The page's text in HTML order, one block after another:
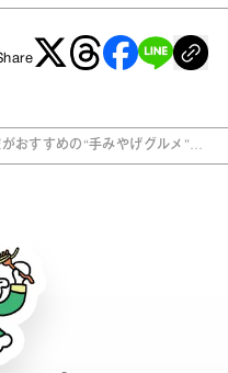
おすすめの“手みやげグルメ”5